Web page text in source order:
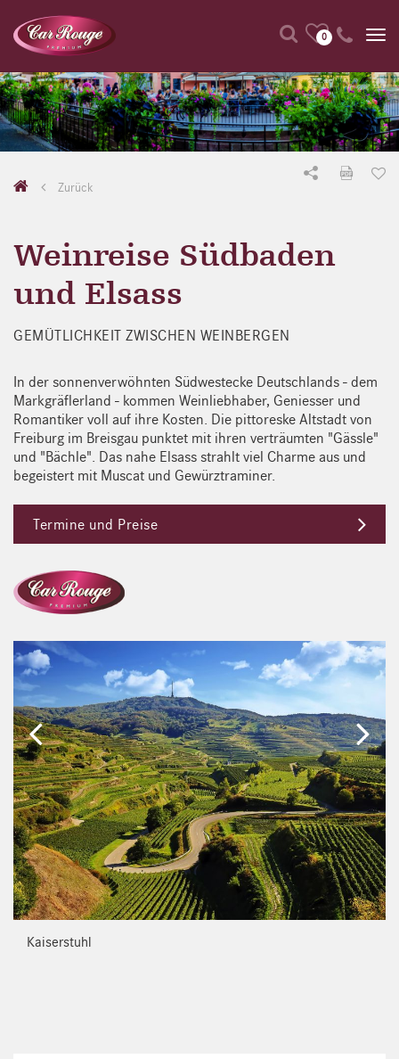
0
Zurück
Weinreise Südbaden
und Elsass
GEMÜTLICHKEIT ZWISCHEN WEINBERGEN
In der sonnenverwöhnten Südwestecke Deutschlands - dem
Markgräflerland - kommen Weinliebhaber, Geniesser und
Romantiker voll auf ihre Kosten. Die pittoreske Altstadt von
Freiburg im Breisgau punktet mit ihren verträumten "Gässle"
und "Bächle". Das nahe Elsass strahlt viel Charme aus und
begeistert mit Muscat und Gewürztraminer.
Termine und Preise
Kaiserstuhl